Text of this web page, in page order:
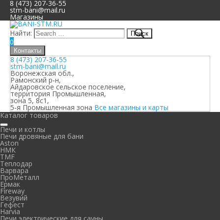
8 (473) 207-36-55
stm-bani@mail.ru
Магазины
Найти:
0
Контакты
8 (473) 207-36-55
stm-bani@mail.ru
Воронежская обл.,
Рамонский р-н,
Айдаровское сельское поселение,
территория Промышленная,
зона 5, 8с1,
5-я Промышленная зона Все магазины и карты
Каталог товаров
Печи и котлы
Печи дровяные для бани
Aston
НМК
TMF
Теплодар
Варвара
ПроМеталл
Ермак
Fireway
Везувий
Гефест
Harvia